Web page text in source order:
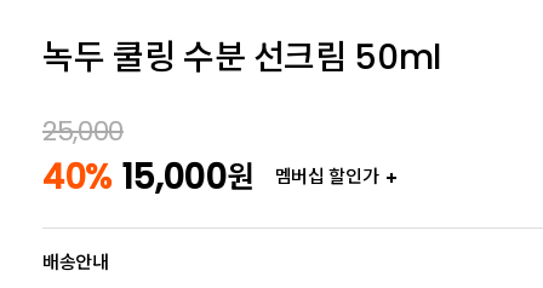
녹두 쿨링 수분 선크림 50ml
25,000
40% 15,000원 멤버십 할인가
배송안내